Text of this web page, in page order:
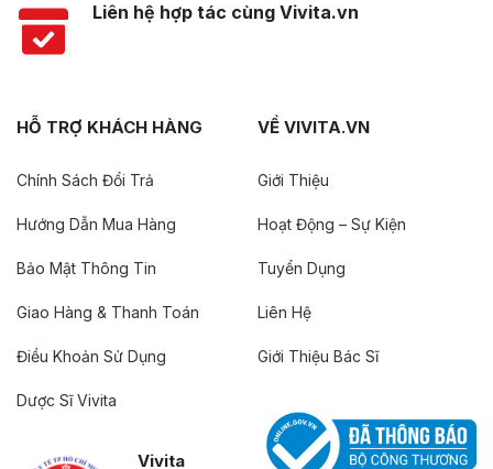
Liên hệ hợp tác cùng Vivita.vn
HỖ TRỢ KHÁCH HÀNG
Chính Sách Đổi Trả
Hướng Dẫn Mua Hàng
Bảo Mật Thông Tin
Giao Hàng & Thanh Toán
Điều Khoản Sử Dụng
Dược Sĩ Vivita
Vivita
VỀ VIVITA.VN
Giới Thiệu
Hoạt Động – Sự Kiện
Tuyển Dụng
Liên Hệ
Giới Thiệu Bác Sĩ